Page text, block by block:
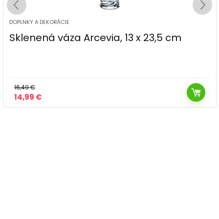
DOPLNKY A DEKORÁCIE
Sklenená váza Arcevia, 13 x 23,5 cm
16,49€
Pôvodná
cena
14,99 €Aktuálna
cena